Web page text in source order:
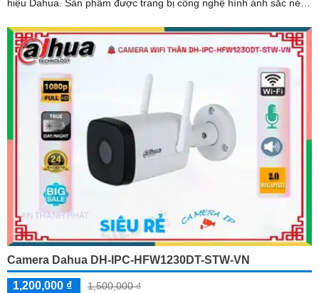
hiệu Dahua. Sản phẩm được trang bị công nghệ hình ảnh sắc nét
Camera Dahua DH-IPC-HFW1230DT-STW-VN
1,200,000 ₫ 1,500,000 ₫